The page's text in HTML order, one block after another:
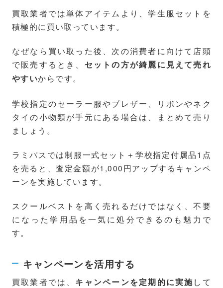
買取業者では単体アイテムより、学生服セットを
積極的に買い取っています。
なぜなら買い取った後、次の消費者に向けて店頭
で販売するとき、 セットの方が綺麗に見えて売れ
やすいからです。
学校指定のセーラー服やブレザー、リボンやネク
タイの小物類が手元にある場合は、まとめて売り
ましょう。
ラミパスでは制服一式セット＋学校指定付属品1点
を売ると、査定金額が1,000円アップするキャンペ
ーンを実施しています。
スクールベストを高く売れるだけではなく、不要
になった学用品を一気に処分できるのも魅力で
す。
キャンペーンを活用する
買取業者では、 キャンペーンを定期的に実施して